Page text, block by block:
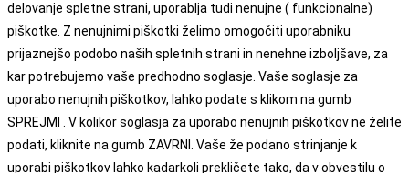
delovanje spletne strani, uporablja tudi nenujne ( funkcionalne)
piškotke. Z nenujnimi piškotki želimo omogočiti uporabniku
prijaznejšo podobo naših spletnih strani in nenehne izboljšave, za
kar potrebujemo vaše predhodno soglasje. Vaše soglasje za
uporabo nenujnih piškotkov, lahko podate s klikom na gumb
SPREJMI . V kolikor soglasja za uporabo nenujnih piškotkov ne želite
podati, kliknite na gumb ZAVRNI. Vaše že podano strinjanje k
uporabi piškotkov lahko kadarkoli prekličete tako, da v obvestilu o